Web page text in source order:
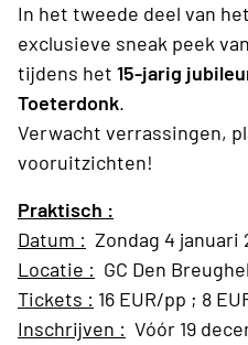
In het tweede deel van
exclusieve sneak peek
tijdens het 15-jarig
Toeterdonk.
Verwacht verrassingen,
vooruitzichten!
Praktisch :
Datum : Zondag 4 januari
Locatie : GC Den
Tickets : 16 EUR/pp ; 8
Inschrijven : Vóór 19